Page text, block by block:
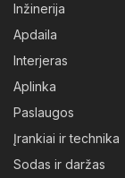
Inžinerija
Apdaila
Interjeras
Aplinka
Paslaugos
Įrankiai ir technika
Sodas ir daržas